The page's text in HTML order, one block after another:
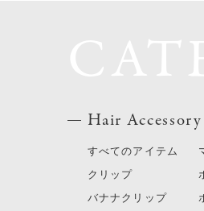
Hair Accessory
すべてのアイテム
クリップ
バナナクリップ